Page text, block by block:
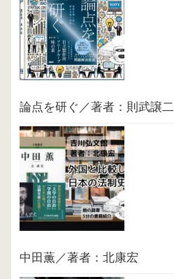
論点を研ぐ／著者：則武譲二
中田薫／著者：北康宏